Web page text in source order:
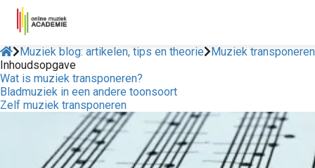
Muziek blog: artikelen, tips en theorie
Muziek transponeren
Inhoudsopgave
Wat is muziek transponeren?
Bladmuziek in een andere toonsoort
Zelf muziek transponeren